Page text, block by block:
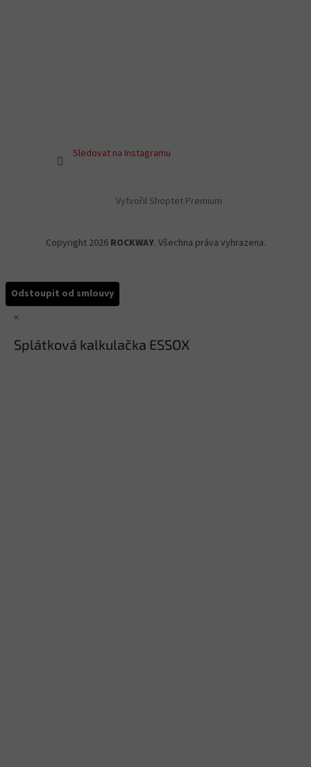
Sledovat na Instagramu
Vytvořil Shoptet Premium
Copyright 2026 ROCKWAY. Všechna práva vyhrazena.
Odstoupit od smlouvy
×
Splátková kalkulačka ESSOX